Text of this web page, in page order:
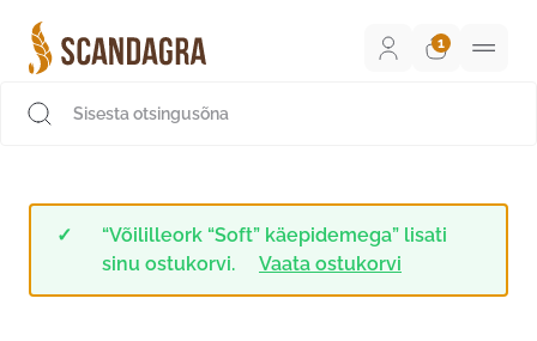
sisu
juurde
“Võililleork “Soft” käepidemega” lisati
sinu ostukorvi.
Vaata ostukorvi